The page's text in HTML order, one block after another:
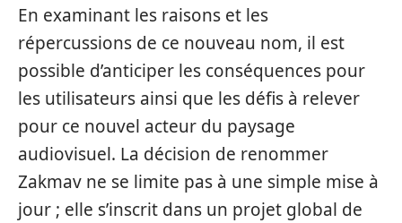
En examinant les raisons et les
répercussions de ce nouveau nom, il est
possible d’anticiper les conséquences pour
les utilisateurs ainsi que les défis à relever
pour ce nouvel acteur du paysage
audiovisuel. La décision de renommer
Zakmav ne se limite pas à une simple mise à
jour ; elle s’inscrit dans un projet global de